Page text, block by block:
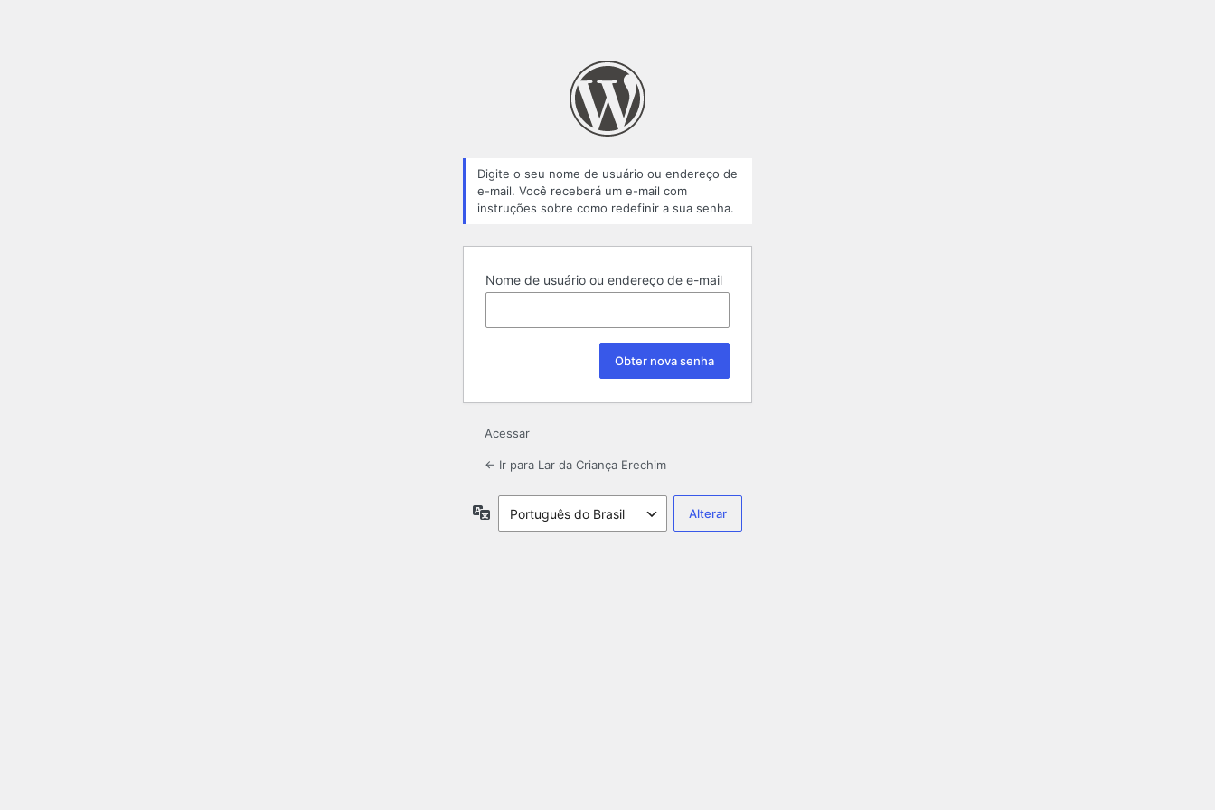
Digite o seu nome de usuário ou endereço de
e-mail. Você receberá um e-mail com
instruções sobre como redefinir a sua senha.
Nome de usuário ou endereço de e-mail
Acessar
← Ir para Lar da Criança Erechim
Idioma